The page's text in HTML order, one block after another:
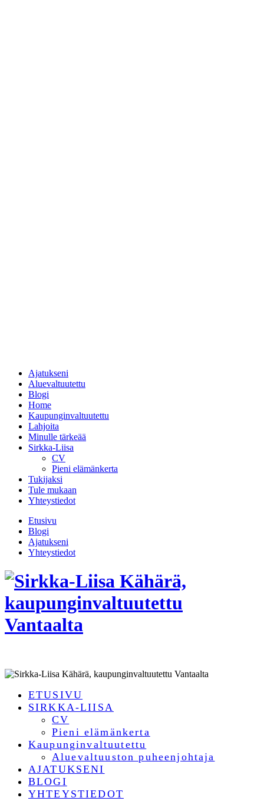
Ajatukseni
Aluevaltuutettu
Blogi
Home
Kaupunginvaltuutettu
Lahjoita
Minulle tärkeää
Sirkka-Liisa
CV
Pieni elämänkerta
Tukijaksi
Tule mukaan
Yhteystiedot
Etusivu
Blogi
Ajatukseni
Yhteystiedot
ETUSIVU
SIRKKA-LIISA
CV
Pieni elämänkerta
Kaupunginvaltuutettu
Aluevaltuuston puheenjohtaja
AJATUKSENI
BLOGI
YHTEYSTIEDOT